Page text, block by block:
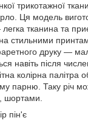
трикотажної
Ця модель
тканина та
стильними
друку —
навіть після
колірна палітра
парню. Таку річ
шортами.
пін'є